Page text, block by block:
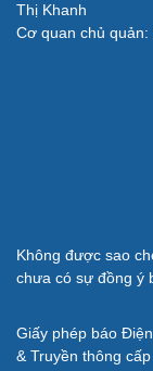
Thị Khanh
Cơ quan chủ quản:
Không được sao
chưa có sự đồng ý
Giấy phép báo
& Truyền thông